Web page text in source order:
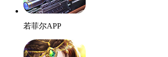
若菲尔APP